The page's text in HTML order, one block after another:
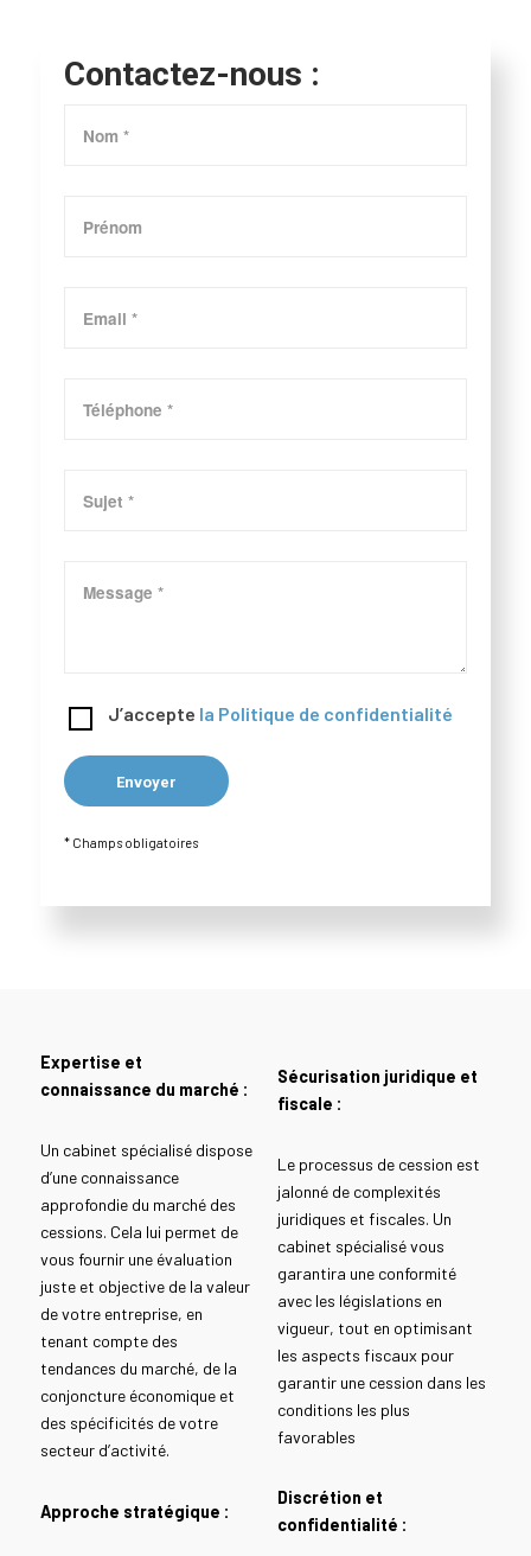
Contactez-nous :
J’accepte la Politique de confidentialité
* Champs obligatoires
Expertise et
connaissance du marché :
Un cabinet spécialisé dispose
d’une connaissance
approfondie du marché des
cessions. Cela lui permet de
vous fournir une évaluation
juste et objective de la valeur
de votre entreprise, en
tenant compte des
tendances du marché, de la
conjoncture économique et
des spécificités de votre
secteur d’activité.
Approche stratégique :
Sécurisation juridique et
fiscale :
Le processus de cession est
jalonné de complexités
juridiques et fiscales. Un
cabinet spécialisé vous
garantira une conformité
avec les législations en
vigueur, tout en optimisant
les aspects fiscaux pour
garantir une cession dans les
conditions les plus
favorables
Discrétion et
confidentialité :